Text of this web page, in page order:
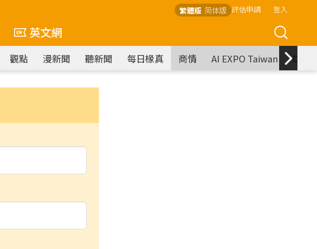
繁體版 简体版 評估申請 登入
英文網
觀點 漫新聞 聽新聞 每日椽真 商情 AI EXPO Taiwan